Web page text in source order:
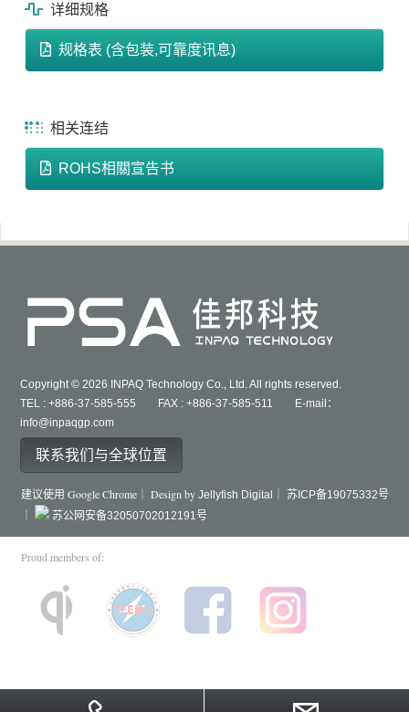
详细规格
规格表 (含包装,可靠度讯息)
相关连结
ROHS相關宣告书
Copyright © 2026 INPAQ Technology Co., Ltd. All rights reserved.
TEL : +886-37-585-555 FAX : +886-37-585-511 E-mail：
info@inpaqgp.com
联系我们与全球位置
建议使用 Google Chrome｜ Design byJellyfish Digital｜
苏ICP备19075332号
苏公网安备32050702012191号
Proud members of: